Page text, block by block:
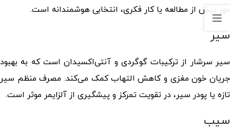
موز پیش از مطالعه یا کار فکری، انتخابی هوشمندانه است.
سیر
سیر سرشار از ترکیبات گوگردی و آنتی‌اکسیدان است که به بهبود
جریان خون مغزی و کاهش التهاب کمک می‌کند. مصرف منظم سیر
تازه یا پودر سیر، در تقویت تمرکز و پیشگیری از آلزایمر موثر است.
سیب